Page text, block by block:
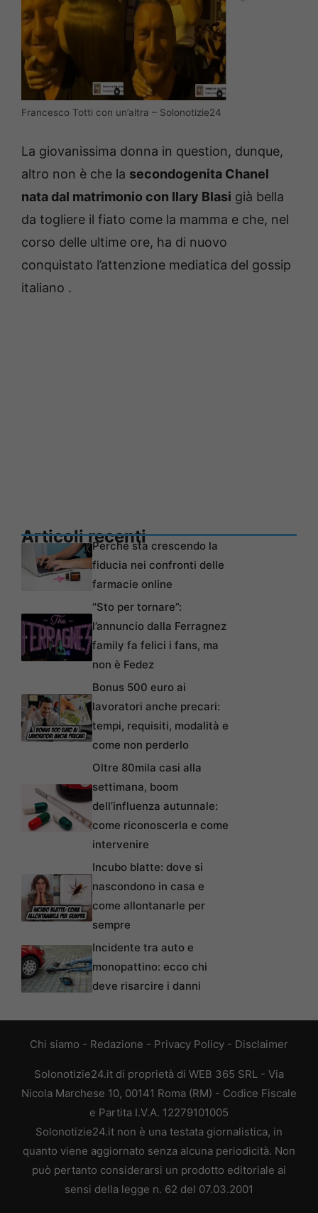
Francesco Totti con un’altra – Solonotizie24
La giovanissima donna in question, dunque,
altro non è che la secondogenita Chanel
nata dal matrimonio con Ilary Blasi già bella
da togliere il fiato come la mamma e che, nel
corso delle ultime ore, ha di nuovo
conquistato l’attenzione mediatica del gossip
italiano .
Articoli recentiPerché sta crescendo la
fiducia nei confronti delle
farmacie online
“Sto per tornare”:
l’annuncio dalla Ferragnez
family fa felici i fans, ma
non è Fedez
Bonus 500 euro ai
lavoratori anche precari:
tempi, requisiti, modalità e
come non perderlo
Oltre 80mila casi alla
settimana, boom
dell’influenza autunnale:
come riconoscerla e come
intervenire
Incubo blatte: dove si
nascondono in casa e
come allontanarle per
sempre
Incidente tra auto e
monopattino: ecco chi
deve risarcire i danni
Chi siamo - Redazione - Privacy Policy - Disclaimer
Solonotizie24.it di proprietà di WEB 365 SRL - Via
Nicola Marchese 10, 00141 Roma (RM) - Codice Fiscale
e Partita I.V.A. 12279101005
Solonotizie24.it non è una testata giornalistica, in
quanto viene aggiornato senza alcuna periodicità. Non
può pertanto considerarsi un prodotto editoriale ai
sensi della legge n. 62 del 07.03.2001